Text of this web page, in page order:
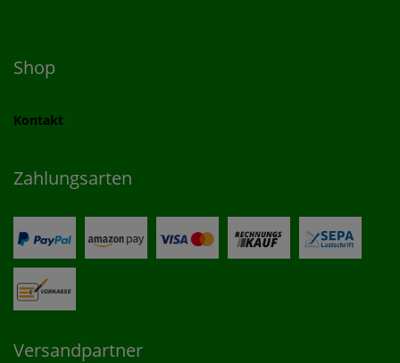
Shop
Kontakt
Zahlungsarten
Versandpartner